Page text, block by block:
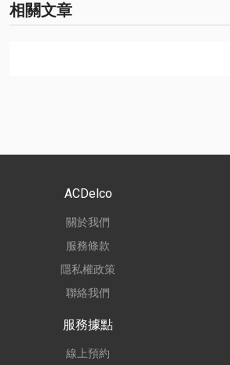
相關文章
ACDelco
關於我們
服務條款
隱私權政策
聯絡我們
服務據點
線上預約